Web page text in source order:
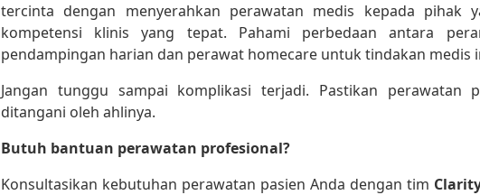
tercinta dengan menyerahkan perawatan medis kepada pihak
kompetensi klinis yang tepat. Pahami perbedaan antara
pendampingan harian dan perawat homecare untuk tindakan medis
Jangan tunggu sampai komplikasi terjadi. Pastikan perawatan
ditangani oleh ahlinya.
Butuh bantuan perawatan profesional?
Konsultasikan kebutuhan perawatan pasien Anda dengan tim